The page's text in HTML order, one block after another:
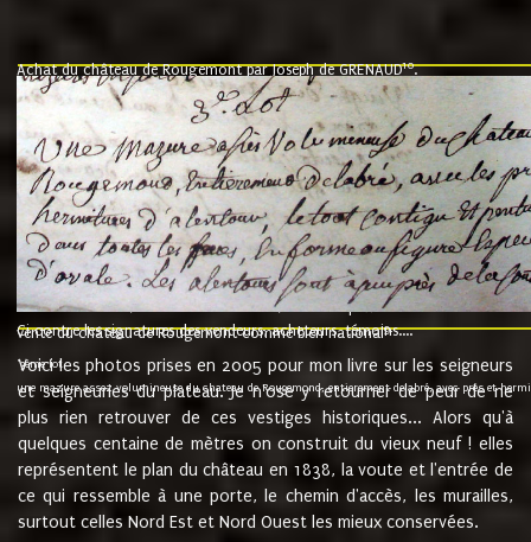
Achat du château de Rougemont par Joseph de GRENAUD10.
"l'an mil six cent soixante treze le ving neuvième jour du mois de
nommé fut présent Messire Claude Guillaume de Moyriat chevalier baron
vend, purement simplement et irrevocablement a monseigneur monsieur
et chavannes conseiller du roy au parlement de Bourgogne, present et
que le dit seigneur Baron de la Vellière a sur ses hommes, indivisables et
de la Velliere tout ainsi et comme le dit seigneur Baron et ses
présent......"
suivent les rentes, donation des terriers, etc... au prix de 880 livre louis
Ci contre les signatures des vendeurs, acheteurs, témoins....
vente du château de Rougemont comme bien national9.
"3ème lot
une mazure assez volumineuse du chateau de Rougemond, entierement delabré, avec près et
Voici les photos prises en 2005 pour mon livre sur les seigneurs
et seigneuries du plateau. Je n'ose y retourner de peur de ne
plus rien retrouver de ces vestiges historiques... Alors qu'à
quelques centaine de mètres on construit du vieux neuf ! elles
représentent le plan du château en 1838, la voute et l'entrée de
ce qui ressemble à une porte, le chemin d'accès, les murailles,
surtout celles Nord Est et Nord Ouest les mieux conservées.